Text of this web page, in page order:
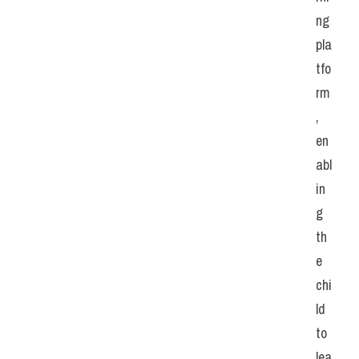
ng
pla
tfo
rm
,
en
abl
in
g
th
e
chi
ld
to